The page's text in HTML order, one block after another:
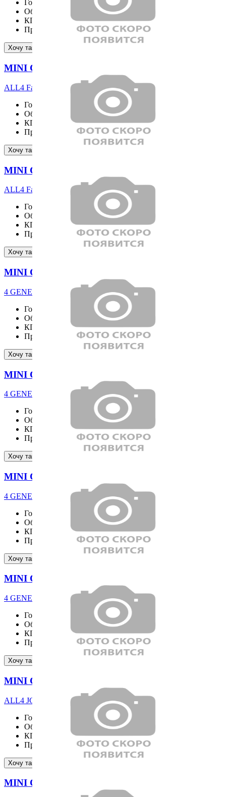
Год выпуска
Объём двигателя
1998 см³
КПП
Пробег
Хочу такой же
MINI COOPER S COUNTRYMAN
ALL4 Favoured
Год выпуска
Объём двигателя
1998 см³
КПП
Пробег
Хочу такой же
MINI COOPER S COUNTRYMAN
ALL4 Favoured
Год выпуска
Объём двигателя
1998 см³
КПП
Пробег
Хочу такой же
MINI COOPER C
4 GENERATION 5 Door Classic
Год выпуска
Объём двигателя
1998 см³
КПП
Пробег
Хочу такой же
MINI COOPER S
4 GENERATION Favoured
Год выпуска
Объём двигателя
1998 см³
КПП
Пробег
Хочу такой же
MINI COOPER S
4 GENERATION Favoured
Год выпуска
Объём двигателя
1998 см³
КПП
Пробег
Хочу такой же
MINI COOPER S
4 GENERATION Favoured
Год выпуска
Объём двигателя
1998 см³
КПП
Пробег
Хочу такой же
MINI COOPER S COUNTRYMAN
ALL4 JCW
Год выпуска
Объём двигателя
1998 см³
КПП
Пробег
Хочу такой же
MINI COOPER S COUNTRYMAN